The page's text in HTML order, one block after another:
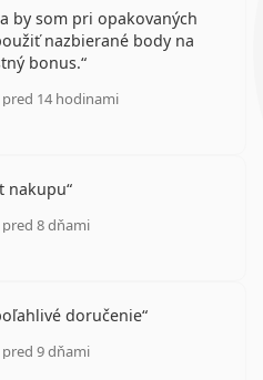
by som pri opakovaných
nazbierané body na
bonus.
14 hodinami
5 z 5
nakupu
8 dňami
4 z 5
doručenie
9 dňami
4 z 5